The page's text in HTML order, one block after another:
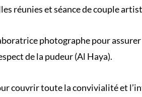
réunies et séance de couple
photographe pour
de la pudeur (Al Haya).
couvrir toute la convivialité et